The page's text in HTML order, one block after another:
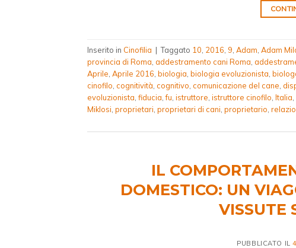
Inserito in Cinofilia | Taggato 10 2016 9 Adam Adam
provincia di Roma addestramento cani Roma
Aprile Aprile 2016 biologia biologia evoluzionista
cinofilo cognitività cognitivo comunicazione del cane
evoluzionista fiducia ,fu istruttore istruttore cinofilo Italia
Miklosi proprietari proprietari di cani proprietario
IL
DOMESTICO: UN
VISSUTE
PUBBLICATO IL